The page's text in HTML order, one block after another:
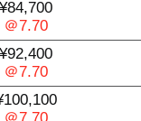
¥84,700
＠7.70
¥92,400
＠7.70